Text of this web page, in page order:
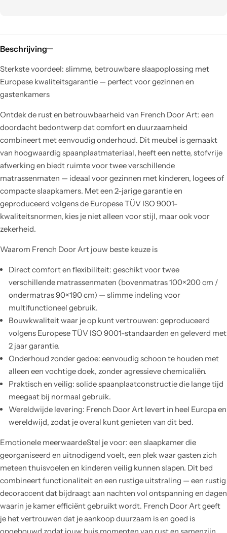
Beschrijving
Sterkste voordeel: slimme, betrouwbare slaapoplossing met
Europese kwaliteitsgarantie — perfect voor gezinnen en
gastenkamers
Ontdek de rust en betrouwbaarheid van French Door Art: een
doordacht bedontwerp dat comfort en duurzaamheid
combineert met eenvoudig onderhoud. Dit meubel is gemaakt
van hoogwaardig spaanplaatmateriaal, heeft een nette, stofvrije
afwerking en biedt ruimte voor twee verschillende
matrassenmaten — ideaal voor gezinnen met kinderen, logees of
compacte slaapkamers. Met een 2-jarige garantie en
geproduceerd volgens de Europese TÜV ISO 9001-
kwaliteitsnormen, kies je niet alleen voor stijl, maar ook voor
zekerheid.
Waarom French Door Art jouw beste keuze is
Direct comfort en flexibiliteit: geschikt voor twee
verschillende matrassenmaten (bovenmatras 100×200 cm /
ondermatras 90×190 cm) — slimme indeling voor
multifunctioneel gebruik.
Bouwkwaliteit waar je op kunt vertrouwen: geproduceerd
volgens Europese TÜV ISO 9001-standaarden en geleverd met
2 jaar garantie.
Onderhoud zonder gedoe: eenvoudig schoon te houden met
alleen een vochtige doek, zonder agressieve chemicaliën.
Praktisch en veilig: solide spaanplaatconstructie die lange tijd
meegaat bij normaal gebruik.
Wereldwijde levering: French Door Art levert in heel Europa en
wereldwijd, zodat je overal kunt genieten van dit bed.
Emotionele meerwaardeStel je voor: een slaapkamer die
georganiseerd en uitnodigend voelt, een plek waar gasten zich
meteen thuisvoelen en kinderen veilig kunnen slapen. Dit bed
combineert functionaliteit en een rustige uitstraling — een rustig
decoraccent dat bijdraagt aan nachten vol ontspanning en dagen
waarin je kamer efficiënt gebruikt wordt. French Door Art geeft
je het vertrouwen dat je aankoop duurzaam is en goed is